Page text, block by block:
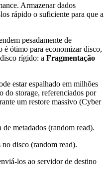
Armazenar dados
rápido o suficiente para que a
pesadamente de
é ótimo para economizar disco,
rígido: a Fragmentação
estar espalhado em milhões
storage, referenciados por
um restore massivo (Cyber
metadados (random read).
disco (random read).
los ao servidor de destino